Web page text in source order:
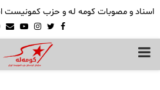
اسناد و مصوبات کومه له و حزب کمونیست
Facebook
Twitter
PRIMARY